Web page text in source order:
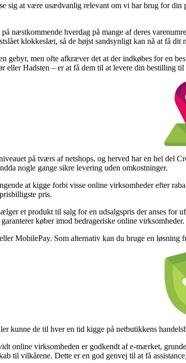
sig at være usædvanlig relevant om vi har brug for din
næstkommende hverdag på mange af deres
klokkeslæt, så de højst sandsynligt kan nå at få
gebyr, men ofte afkræver det at der indkøbes for en
eller Hadsten – er at få dem til at levere din bestilling til
på tværs af netshops, og herved har en hel del
nogle gange sikre levering uden omkostninger.
at kigge forbi visse online virksomheder efter
pris.
et produkt til salg for en udsalgspris der anses
køber imod bedrageriske online virksomheder.
MobilePay. Som alternativ kan du bruge en
kunne de til hver en tid kigge på netbutikkens
online virksomheden er godkendt af e-mærket,
til vilkårene. Dette er en god genvej til at få